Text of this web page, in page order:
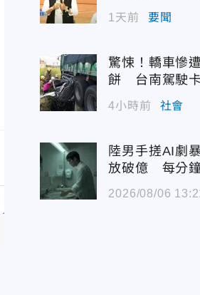
度曝光
1天前 要聞
驚悚！轎車慘
餅 台南駕駛
4小時前 社會
陸男手搓AI劇
放破億 每分
2026/08/06